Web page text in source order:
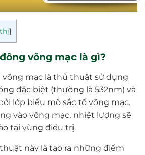
]
võng mạc là gì?
võng mạc là thủ thuật sử dụng
đặc biệt (thường là 532nm) và
lớp biểu mô sắc tố võng mạc.
vào võng mạc, nhiệt lượng sẽ
tại vùng điều trị.
này là tạo ra những điểm